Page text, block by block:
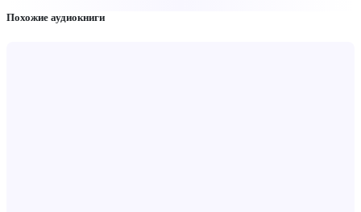
Похожие аудиокниги